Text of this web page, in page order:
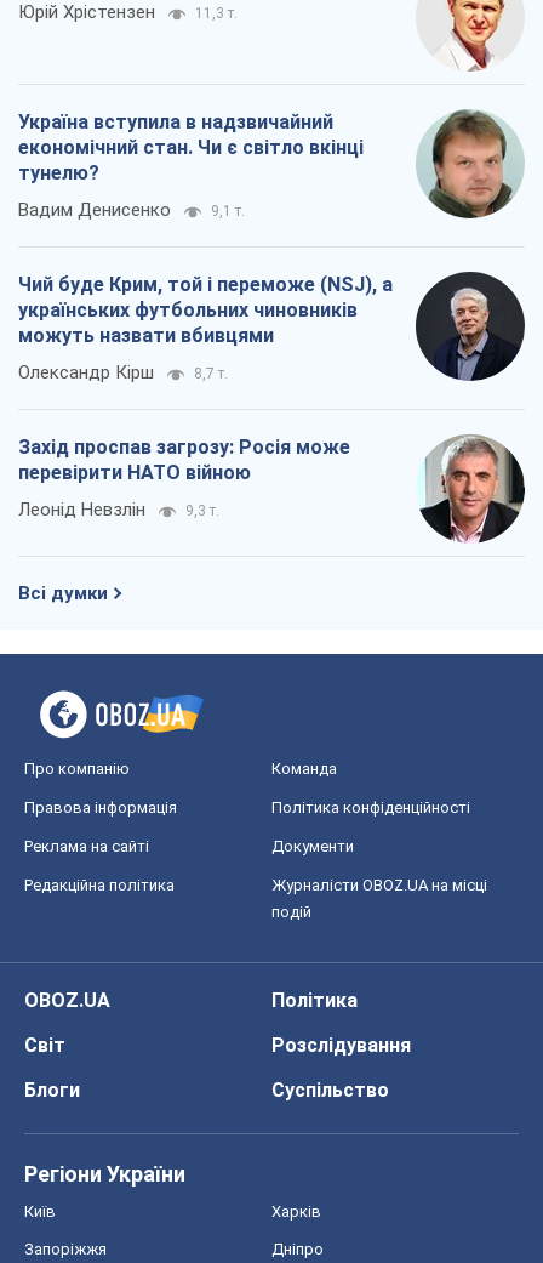
Юрій Хрістензен 11,3 т.
Україна вступила в надзвичайний
економічний стан. Чи є світло вкінці
тунелю?
Вадим Денисенко 9,1 т.
Чий буде Крим, той і переможе (NSJ), а
українських футбольних чиновників
можуть назвати вбивцями
Олександр Кірш 8,7 т.
Захід проспав загрозу: Росія може
перевірити НАТО війною
Леонід Невзлін 9,3 т.
Всі думки
Про компанію Команда
Правова інформація Політика конфіденційності
Реклама на сайті Документи
Редакційна політика
Журналісти OBOZ.UA на місці
подій
OBOZ.UA
Політика
Світ
Розслідування
Блоги
Суспільство
Регіони України
Київ Харків
Запоріжжя Дніпро